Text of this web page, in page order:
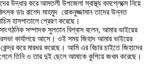
উদ্ধার করে আমতলী উপজেলা স্বাস্থ্য কমপ্লেক্সে নিয়ে
ডাঃ রাশেদ মাহমুদ রোকনুজ্জামান তাদের উন্নত
হাসপাতালে প্রেরণ করেছে।
সম্পাদক সুলতান বিশ্বাস বলেন, আমার ভাইয়ের
কার্যালয়ে আসে। ওই সময় জিহাদ আমার ভাইয়ের
করে মারধর করেছে। আমি এর বিচার চাইতে জিহাদের
গেলে তিনি ও তার দুই ছেলে আমাকে কুপিয়ে জখম করেছে।